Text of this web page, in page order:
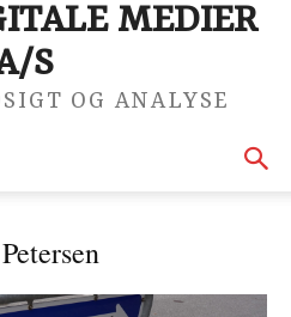
MEDIER
S
OG ANALYSE